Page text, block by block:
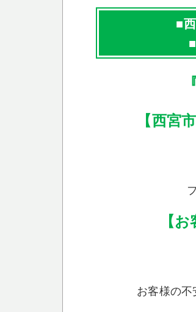
■
【西宮
【
お客様の不